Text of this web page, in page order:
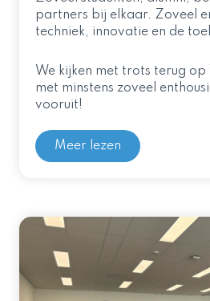
partners bij elkaar. Zoveel
techniek, innovatie en de
We kijken met trots terug op
met minstens zoveel
vooruit!
Meer lezen